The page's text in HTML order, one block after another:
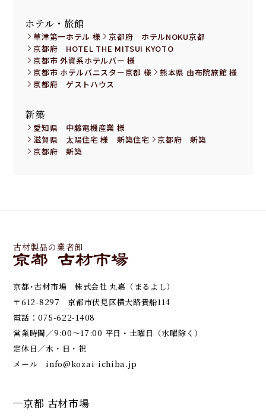
ホテル・旅館
草津第一ホテル 様
京都府 ホテルNOKU京都
京都府 HOTEL THE MITSUI KYOTO
京都市 外資系ホテルバー 様
京都市 ホテルバニスター京都 様
熊本県 由布院旅館 様
京都府 ゲストハウス
新築
愛知県 中藤電機産業 様
滋賀県 太陽住宅 様 新築住宅
京都府 新築
京都府 新築
古材製品の業者卸
京都･古材市場 株式会社 丸嘉（まるよし）
〒612-8297 京都市伏見区横大路貴船114
電話： 075-622-1408
営業時間／9:00～17:00 平日・土曜日（水曜除く）
定休日／水・日・祝
メール info@kozai-ichiba.jp
京都 古材市場